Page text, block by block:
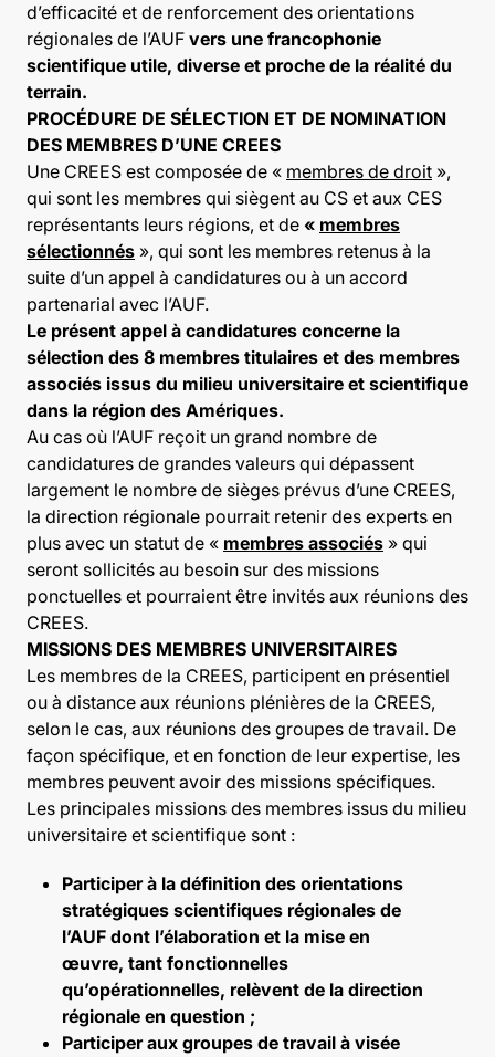
d’efficacité et de renforcement des orientations
régionales de l’AUF vers une francophonie
scientifique utile, diverse et proche de la réalité du
terrain.
PROCÉDURE DE SÉLECTION ET DE NOMINATION
DES MEMBRES D’UNE CREES
Une CREES est composée de « membres de droit »,
qui sont les membres qui siègent au CS et aux CES
représentants leurs régions, et de « membres
sélectionnés », qui sont les membres retenus à la
suite d’un appel à candidatures ou à un accord
partenarial avec l’AUF.
Le présent appel à candidatures concerne la
sélection des 8 membres titulaires et des membres
associés issus du milieu universitaire et scientifique
dans la région des Amériques.
Au cas où l’AUF reçoit un grand nombre de
candidatures de grandes valeurs qui dépassent
largement le nombre de sièges prévus d’une CREES,
la direction régionale pourrait retenir des experts en
plus avec un statut de « membres associés » qui
seront sollicités au besoin sur des missions
ponctuelles et pourraient être invités aux réunions des
CREES.
MISSIONS DES MEMBRES UNIVERSITAIRES
Les membres de la CREES, participent en présentiel
ou à distance aux réunions plénières de la CREES,
selon le cas, aux réunions des groupes de travail. De
façon spécifique, et en fonction de leur expertise, les
membres peuvent avoir des missions spécifiques.
Les principales missions des membres issus du milieu
universitaire et scientifique sont :
Participer à la définition des orientations
stratégiques scientifiques régionales de
l’AUF dont l’élaboration et la mise en
œuvre, tant fonctionnelles
qu’opérationnelles, relèvent de la direction
régionale en question ;
Participer aux groupes de travail à visée